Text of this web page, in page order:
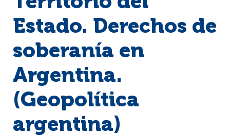
Estado. Derechos de
soberanía en
Argentina.
(Geopolítica
argentina)